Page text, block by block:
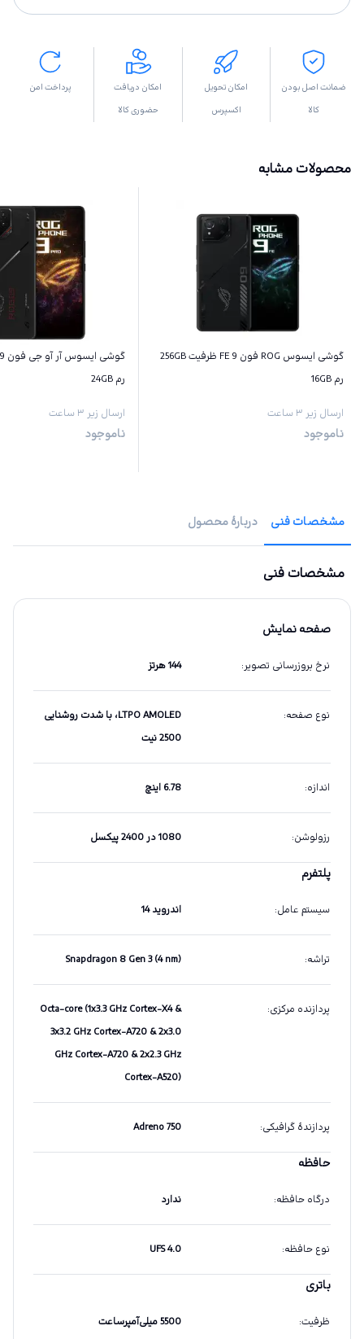
ضمانت اصل بودن
کالا
امکان تحویل
اکسپرس
امکان دریافت
حضوری کالا
پرداخت امن
محصولات مشابه
گوشی ایسوس ROG فون 9 FE ظرفیت 256GB
رم 16GB
ارسال زیر ۳ ساعت
ناموجود
رم 24GB
ارسال زیر ۳ ساعت
ناموجود
مشخصات فنی دربارهٔ محصول
مشخصات فنی
صفحه نمایش
نرخ بروزرسانی تصویر: 144 هرتز
نوع صفحه:
LTPO AMOLED، با شدت روشنایی
2500 نیت
اندازه: 6.78 اینچ
رزولوشن: 1080 در 2400 پیکسل
پلتفرم
سیستم عامل: اندروید 14
تراشه:
Snapdragon 8 Gen 3 (4 nm)
پردازنده مرکزی:
Octa-core (1x3.3 GHz Cortex-X4 &
3x3.2 GHz Cortex-A720 & 2x3.0
GHz Cortex-A720 & 2x2.3 GHz
Cortex-A520)
پردازندهٔ گرافیکی:
Adreno 750
حافظه
درگاه حافظه: ندارد
نوع حافظه:
UFS 4.0
باتری
ظرفیت: 5500 میلی‌آمپرساعت